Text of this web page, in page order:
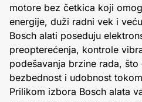
motore bez četkica koji
energije, duži radni vek i
Bosch alati poseduju
preopterećenja, kontrole
podešavanja brzine rada,
bezbednost i udobnost
Prilikom izbora Bosch alata